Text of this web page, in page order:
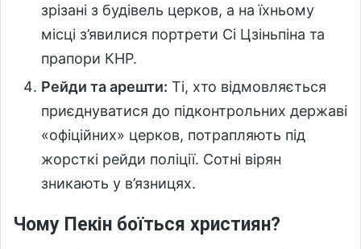
зрізані з будівель церков, а на їхньому
місці з’явилися портрети Сі Цзіньпіна та
прапори КНР.
Рейди та арешти: Ті, хто відмовляється
приєднуватися до підконтрольних державі
«офіційних» церков, потрапляють під
жорсткі рейди поліції. Сотні вірян
зникають у в’язницях.
Чому Пекін боїться християн?